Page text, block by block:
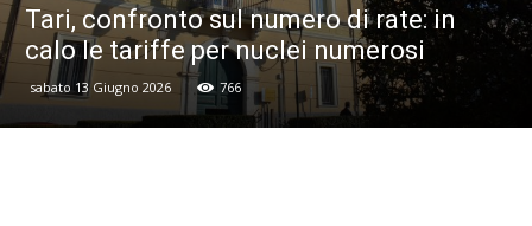
Tari, confronto sul numero di rate: in
calo le tariffe per nuclei numerosi
sabato 13 Giugno 2026 766